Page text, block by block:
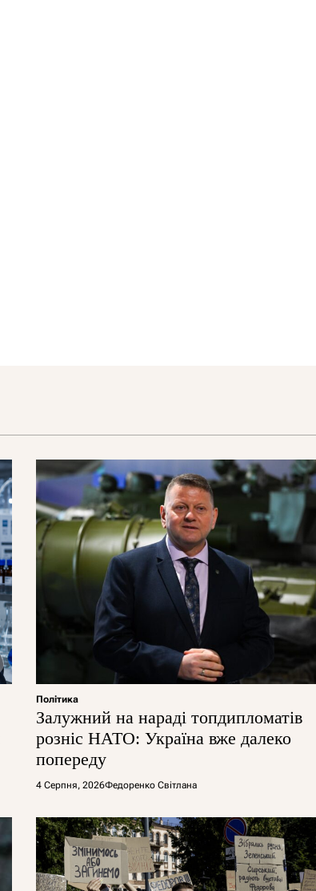
Політика
Залужний на нараді топдипломатів
розніс НАТО: Україна вже далеко
попереду
4 Серпня, 2026Федоренко Світлана